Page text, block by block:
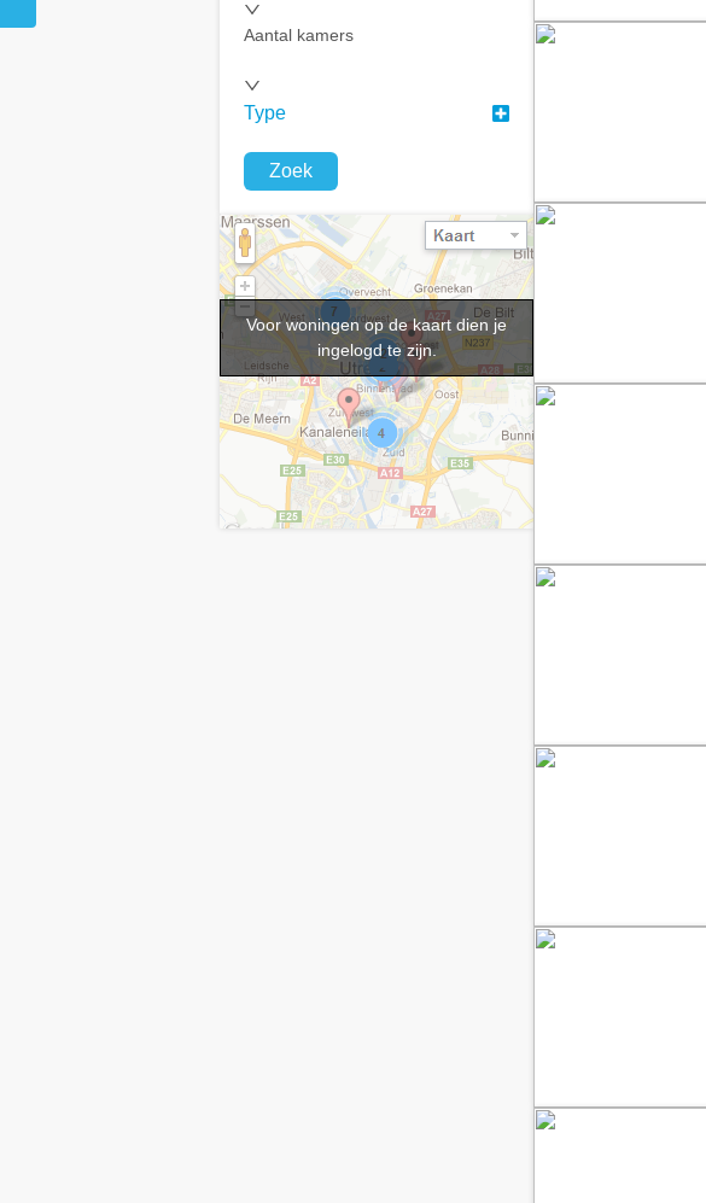
Aantal kamers
Type
Zoek
Voor woningen op de kaart dien je
ingelogd te zijn.